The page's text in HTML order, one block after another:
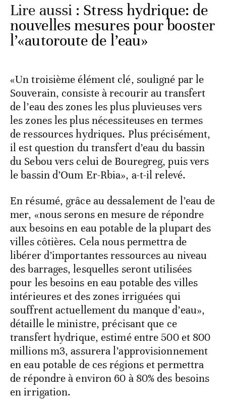
Lire aussi : Stress hydrique: de
nouvelles mesures pour booster
l’«autoroute de l’eau»
«Un troisième élément clé, souligné par le
Souverain, consiste à recourir au transfert
de l’eau des zones les plus pluvieuses vers
les zones les plus nécessiteuses en termes
de ressources hydriques. Plus précisément,
il est question du transfert d’eau du bassin
du Sebou vers celui de Bouregreg, puis vers
le bassin d’Oum Er-Rbia», a-t-il relevé.
En résumé, grâce au dessalement de l’eau de
mer, «nous serons en mesure de répondre
aux besoins en eau potable de la plupart des
villes côtières. Cela nous permettra de
libérer d’importantes ressources au niveau
des barrages, lesquelles seront utilisées
pour les besoins en eau potable des villes
intérieures et des zones irriguées qui
souffrent actuellement du manque d’eau»,
détaille le ministre, précisant que ce
transfert hydrique, estimé entre 500 et 800
millions m3, assurera l’approvisionnement
en eau potable de ces régions et permettra
de répondre à environ 60 à 80% des besoins
en irrigation.